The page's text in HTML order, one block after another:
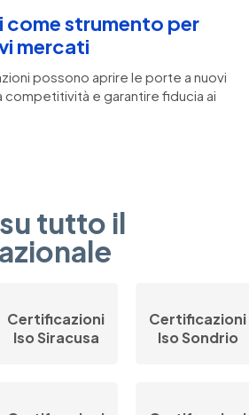
come strumento per
mercati
possono aprire le porte a nuovi
competitività e garantire fiducia ai
tutto il
Certificazioni
Iso Siracusa
Certificazioni
Iso Sondrio